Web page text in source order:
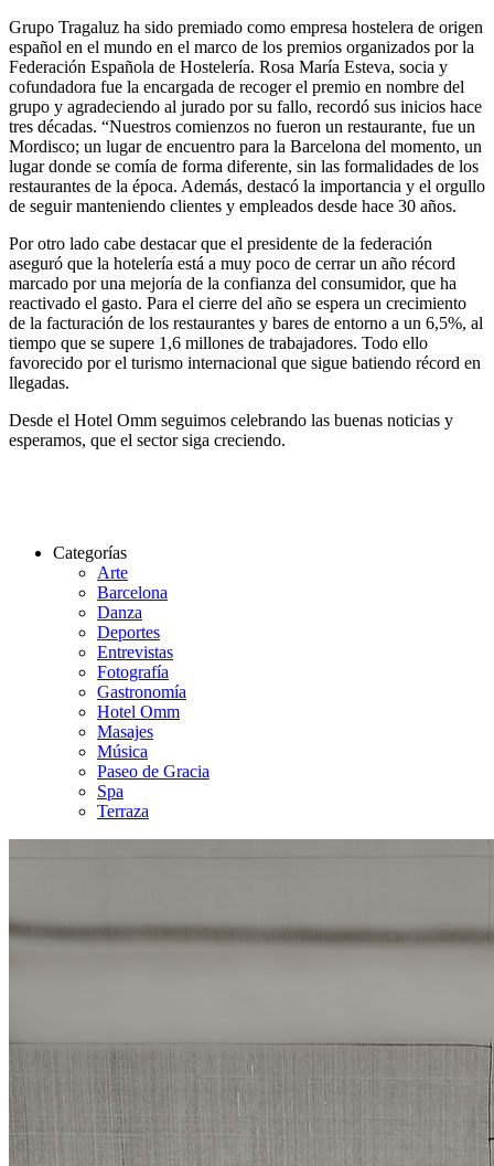
Grupo Tragaluz ha sido premiado como empresa hostelera de origen
español en el mundo en el marco de los premios organizados por la
Federación Española de Hostelería. Rosa María Esteva, socia y
cofundadora fue la encargada de recoger el premio en nombre del
grupo y agradeciendo al jurado por su fallo, recordó sus inicios hace
tres décadas. “Nuestros comienzos no fueron un restaurante, fue un
Mordisco; un lugar de encuentro para la Barcelona del momento, un
lugar donde se comía de forma diferente, sin las formalidades de los
restaurantes de la época. Además, destacó la importancia y el orgullo
de seguir manteniendo clientes y empleados desde hace 30 años.
Por otro lado cabe destacar que el presidente de la federación
aseguró que la hotelería está a muy poco de cerrar un año récord
marcado por una mejoría de la confianza del consumidor, que ha
reactivado el gasto. Para el cierre del año se espera un crecimiento
de la facturación de los restaurantes y bares de entorno a un 6,5%, al
tiempo que se supere 1,6 millones de trabajadores. Todo ello
favorecido por el turismo internacional que sigue batiendo récord en
llegadas.
Desde el Hotel Omm seguimos celebrando las buenas noticias y
esperamos, que el sector siga creciendo.
Categorías
Arte
Barcelona
Danza
Deportes
Entrevistas
Fotografía
Gastronomía
Hotel Omm
Masajes
Música
Paseo de Gracia
Spa
Terraza